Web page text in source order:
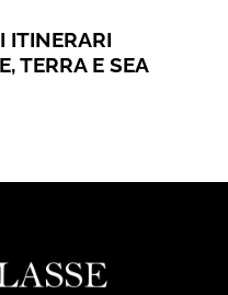
ITINERARI
TERRA E SEA